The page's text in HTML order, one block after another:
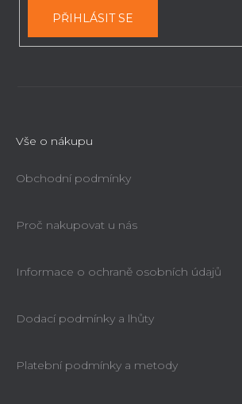
PŘIHLÁSIT SE
Vše o nákupu
Obchodní podmínky
Proč nakupovat u nás
Informace o ochraně osobních údajů
Dodací podmínky a lhůty
Platební podmínky a metody